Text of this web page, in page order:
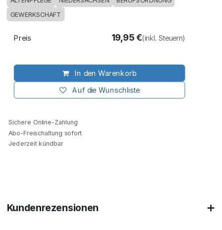
GEWERKSCHAFT
In den Warenkorb
Auf die Wunschliste
Preis 19,95€(inkl. Steuern)
Sichere Online-Zahlung
Abo-Freischaltung sofort
Jederzeit kündbar
Kundenrezensionen